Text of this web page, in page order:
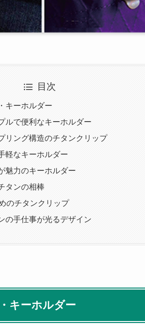
目次
キーホルダー
ルで便利なキーホルダー
リング構造のチタンクリップ
軽なキーホルダー
魅力のキーホルダー
タンの相棒
のチタンクリップ
の手仕事が光るデザイン
キーホルダー